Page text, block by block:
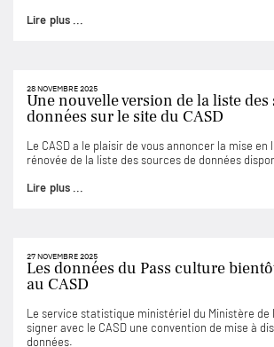
Lire plus ...
28 NOVEMBRE 2025
Une nouvelle version de la liste des
données sur le site du CASD
Le CASD a le plaisir de vous annoncer la mise en
rénovée de la liste des sources de données
Lire plus ...
27 NOVEMBRE 2025
Les données du Pass culture
au CASD
Le service statistique ministériel du Ministère de
signer avec le CASD une convention de mise à
données.